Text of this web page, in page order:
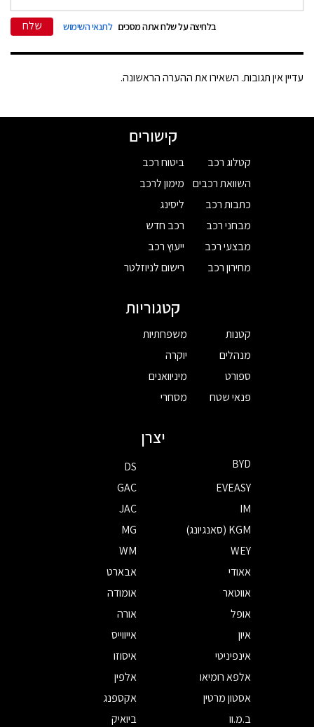
בלחיצה על שלח אתה מסכים לתנאי השימוש שלח
עדיין אין תגובות. השאירו את ההערה הראשונה.
קישורים
קטלוג רכב
השוואת רכבים
כתבות רכב
מבחני רכב
מבצעי רכב
מחירון רכב
ביטוח רכב
מימון לרכב
ליסינג
רכב חדש
ייעוץ רכב
רישום לניוזלטר
קטגוריות
קטנות
מנהלים
ספורט
פנאי שטח
משפחתיות
יוקרה
מיניוואנים
מסחרי
יצרן
BYD
DS
EVEASY
GAC
IM
JAC
KGM (סאנגיונג)
MG
WEY
WM
אאודי
אבארט
אווטאר
אומודה
אופל
אורה
איון
אייווייס
אינפיניטי
איסוזו
אלפא רומיאו
אלפין
אסטון מרטין
אקספנג
ב.מ.וו
ביואיק